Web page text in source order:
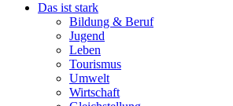
Das ist stark
Bildung & Beruf
Jugend
Leben
Tourismus
Umwelt
Wirtschaft